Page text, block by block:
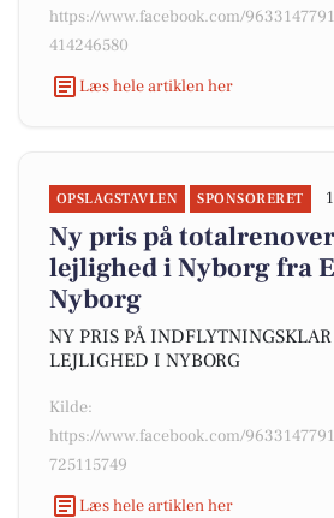
https://www.facebook.com/
414246580
Læs hele artiklen her
OPSLAGSTAVLEN SPONSORERET
Ny pris på
lejlighed i Nyborg fra
Nyborg
NY PRIS PÅ
LEJLIGHED I NYBORG
Kilde:
https://www.facebook.com/
725115749
Læs hele artiklen her